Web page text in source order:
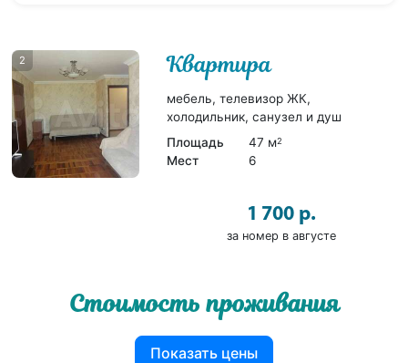
2 Квартира
мебель, телевизор ЖК,
холодильник, санузел и душ
Площадь
47 м2
Мест 6
1 700 р.
за номер в августе
Стоимость проживания
Показать цены